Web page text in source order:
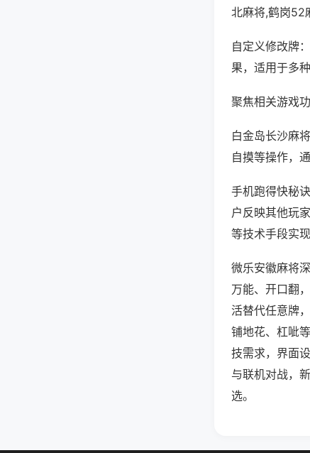
北麻将,鹤岗52
自定义修改牌
果，适用于多
聚焦相关游戏
白金岛长沙麻
自摸等操作，
手机跑得快秘
户反映其他玩
等技术手段实
微乐安徽麻将
万能、开口翻
活替代任意牌
铺地花、杠呲
技需求，界面
与联机对战，
选。